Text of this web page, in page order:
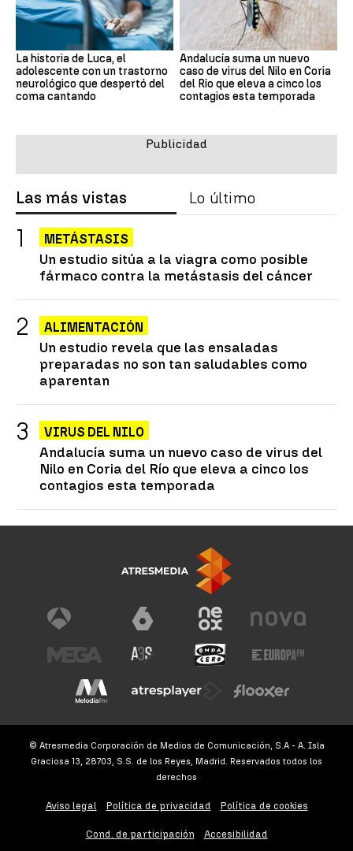
La historia de Luca, el
adolescente con un trastorno
neurológico que despertó del
coma cantando
Andalucía suma un nuevo
caso de virus del Nilo en Coria
del Río que eleva a cinco los
contagios esta temporada
Las más vistas Lo último
METÁSTASIS
Un estudio sitúa a la viagra como posible
fármaco contra la metástasis del cáncer
ALIMENTACIÓN
Un estudio revela que las ensaladas
preparadas no son tan saludables como
aparentan
VIRUS DEL NILO
Andalucía suma un nuevo caso de virus del
Nilo en Coria del Río que eleva a cinco los
contagios esta temporada
© Atresmedia Corporación de Medios de Comunicación, S.A - A. Isla
Graciosa 13, 28703, S.S. de los Reyes, Madrid. Reservados todos los
derechos
Aviso legal Política de privacidad Política de cookies
Cond. de participación Accesibilidad